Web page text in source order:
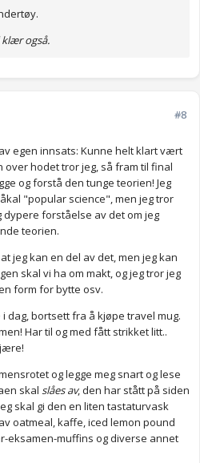
klær også.
#8
egen innsats: Kunne helt klart vært
hodet tror jeg, så fram til final
og forstå den tunge teorien! Jeg
"popular science", men jeg tror
forståelse av det om jeg
teorien.
jeg kan en del av det, men jeg kan
skal vi ha om makt, og jeg tror jeg
form for bytte osv.
dag, bortsett fra å kjøpe travel mug.
Har til og med fått strikket litt..
og legge meg snart og lese
skal slåes av, den har stått på siden
skal gi den en liten tastaturvask
oatmeal, kaffe, iced lemon pound
eksamen-muffins og diverse annet